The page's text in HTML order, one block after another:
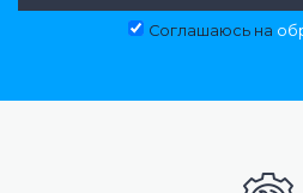
Соглашаюсь на